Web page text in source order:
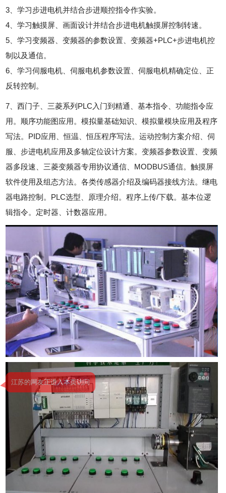
3、学习步进电机并结合步进顺控指令作实验。
4、学习触摸屏、画面设计并结合步进电机触摸屏控制转速。
5、学习变频器、变频器的参数设置、变频器+PLC+步进电机控
制以及通信。
6、学习伺服电机、伺服电机参数设置、伺服电机精确定位、正
反转控制。
7、西门子、三菱系列PLC入门到精通、基本指令、功能指令应
用。顺序功能图应用。模拟量基础知识、模拟量模块应用及程序
写法。PID应用、恒温、恒压程序写法。运动控制方案介绍、伺
服、步进电机应用及多轴定位设计方案。变频器参数设置、变频
器多段速、三菱变频器专用协议通信、MODBUS通信。触摸屏
软件使用及组态方法。各类传感器介绍及编码器接线方法。继电
器电路控制。PLC选型、原理介绍。程序上传/下载。基本位逻
辑指令。定时器、计数器应用。
江苏的网友正进入本页访问